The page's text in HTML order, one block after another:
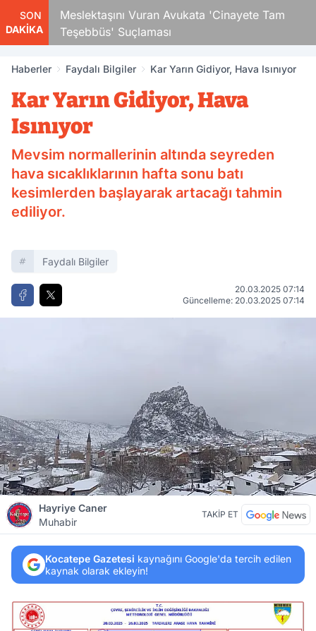
SON
DAKİKA
Meslektaşını Vuran Avukata 'Cinayete Tam
Teşebbüs' Suçlaması
Haberler Faydalı Bilgiler Kar Yarın Gidiyor, Hava Isınıyor
Kar Yarın Gidiyor, Hava
Isınıyor
Mevsim normallerinin altında seyreden
hava sıcaklıklarının hafta sonu batı
kesimlerden başlayarak artacağı tahmin
ediliyor.
Faydalı Bilgiler
20.03.2025 07:14
Güncelleme: 20.03.2025 07:14
Hayriye Caner
Muhabir
TAKİP ET
Kocatepe Gazetesi kaynağını Google'da tercih edilen
kaynak olarak ekleyin!